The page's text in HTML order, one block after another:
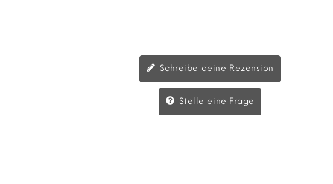
Schreibe deine Rezension
Stelle eine Frage